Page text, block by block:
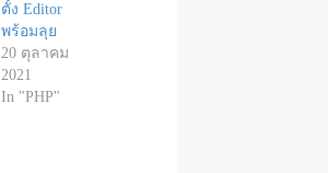
ตั้ง Editor
พร้อมลุย
20 ตุลาคม
2021
In "PHP"